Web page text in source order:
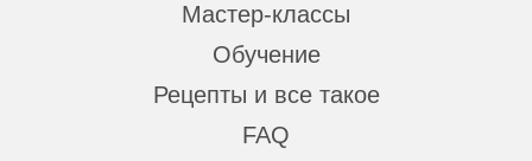
Мастер-классы
Обучение
Рецепты и все такое
FAQ